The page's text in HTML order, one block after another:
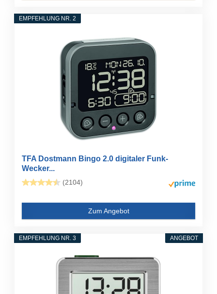
EMPFEHLUNG NR. 2
TFA Dostmann Bingo 2.0 digitaler Funk-
Wecker...
(2104)
Zum Angebot
ANGEBOT
EMPFEHLUNG NR. 3